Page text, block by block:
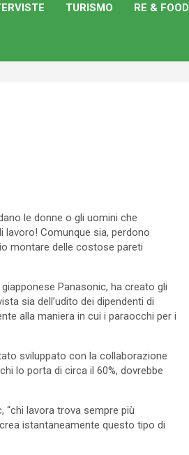
TURISMO RE & FOOD
le donne o gli uomini che
lavoro! Comunque sia, perdono
montare delle costose pareti
Panasonic, ha creato gli
sia dell’udito dei dipendenti di
alla maniera in cui i paraocchi per i
sviluppato con la collaborazione
lo porta di circa il 60%, dovrebbe
“chi lavora trova sempre più
istantaneamente questo tipo di